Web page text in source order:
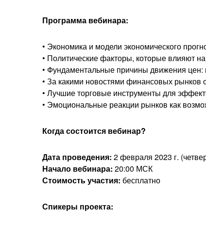
Программа вебинара:
• Экономика и модели экономического
• Политические факторы, которые влияют
• Фундаментальные причины движения цен:
• За какими новостями финансовых рынков
• Лучшие торговые инструменты для
• Эмоциональные реакции рынков как
Когда состоится вебинар?
Дата проведения: 2 февраля 2023 г.
Начало вебинара: 20:00 МСК
Стоимость участия: бесплатно
Спикеры проекта: